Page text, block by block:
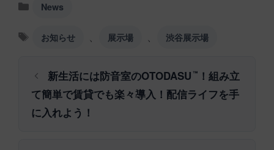
News
お知らせ 展示場 渋谷展示場
新生活には防音室のOTODASU ™
！組み立
て簡単で賃貸でも楽々導入！配信ライフを手
に入れよう！